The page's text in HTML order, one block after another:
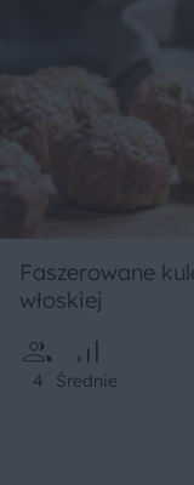
Faszerowane
włoskiej
4 Średnie